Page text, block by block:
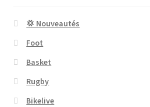
💢 Nouveautés
Foot
Basket
Rugby
Bikelive